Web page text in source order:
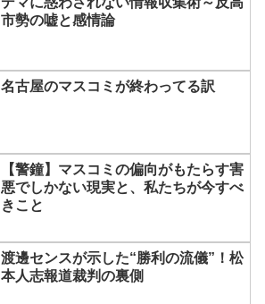
市勢の嘘と感情論
名古屋のマスコミが終わってる訳
【警鐘】マスコミの偏向がもたらす害
悪でしかない現実と、私たちが今すべ
きこと
渡邊センスが示した“勝利の流儀”！松
本人志報道裁判の裏側